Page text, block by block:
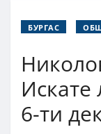
БУРГАС
Искате
6-ти